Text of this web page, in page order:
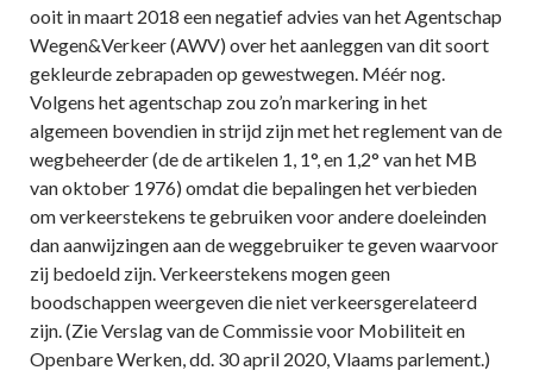
ooit in maart 2018 een negatief advies van het Agentschap
Wegen&Verkeer (AWV) over het aanleggen van dit soort
gekleurde zebrapaden op gewestwegen. Méér nog.
Volgens het agentschap zou zo’n markering in het
algemeen bovendien in strijd zijn met het reglement van de
wegbeheerder (de de artikelen 1, 1°, en 1,2° van het MB
van oktober 1976) omdat die bepalingen het verbieden
om verkeerstekens te gebruiken voor andere doeleinden
dan aanwijzingen aan de weggebruiker te geven waarvoor
zij bedoeld zijn. Verkeerstekens mogen geen
boodschappen weergeven die niet verkeersgerelateerd
zijn. (Zie Verslag van de Commissie voor Mobiliteit en
Openbare Werken, dd. 30 april 2020, Vlaams parlement.)